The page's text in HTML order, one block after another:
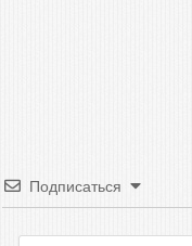
Подписаться